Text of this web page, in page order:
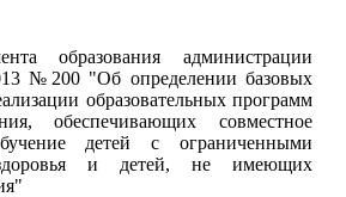
образования администрации
№200 "Об определении базовых
образовательных программ
обеспечивающих совместное
детей с ограниченными
и детей, не имеющих